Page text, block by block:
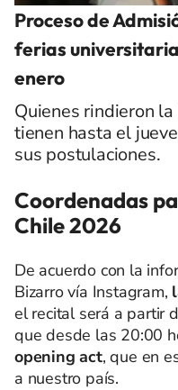
Proceso de
ferias
enero
Quienes rindieron
tienen hasta el
sus postulaciones.
Coordenadas
Chile 2026
De acuerdo con la
Bizarro vía Instagram,
el recital será a partir
que desde las 20:00
opening act, que en
a nuestro país.